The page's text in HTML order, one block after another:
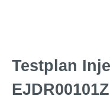
Testplan
EJDR00101Z